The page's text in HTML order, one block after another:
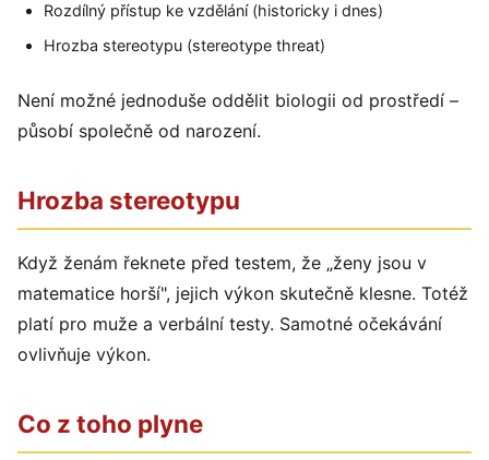
Rozdílný přístup ke vzdělání (historicky i dnes)
Hrozba stereotypu (stereotype threat)
Není možné jednoduše oddělit biologii od prostředí –
působí společně od narození.
Hrozba stereotypu
Když ženám řeknete před testem, že „ženy jsou v
matematice horší", jejich výkon skutečně klesne. Totéž
platí pro muže a verbální testy. Samotné očekávání
ovlivňuje výkon.
Co z toho plyne